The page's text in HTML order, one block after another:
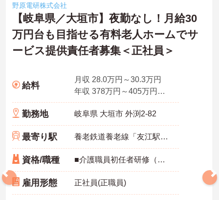
野原電研株式会社
【岐阜県／大垣市】夜勤なし！月給30
万円台も目指せる有料老人ホームでサ
ービス提供責任者募集＜正社員＞
給料
月収 28.0万円～30.3万円
年収 378万円～405万円※月給×12ヵ月＋賞与
勤務地 岐阜県 大垣市 外渕2-82
最寄り駅 養老鉄道養老線「友江駅」バス・車4分
資格/職種 ■介護職員初任者研修（ヘルパー2級）以上、介護福祉士 いずれか必須 ■未経験可
雇用形態 正社員(正職員)